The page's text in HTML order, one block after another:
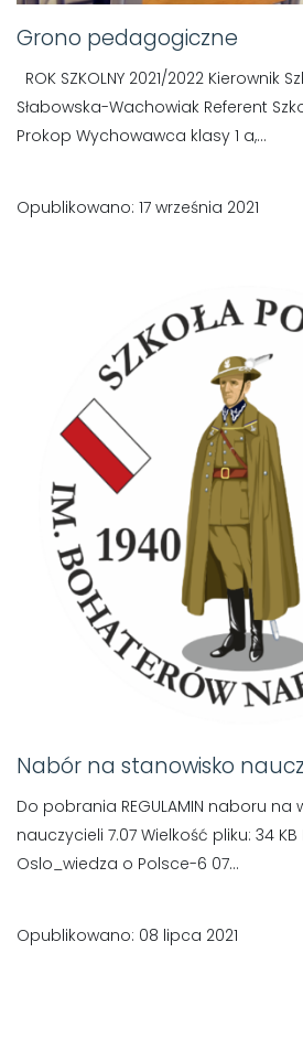
Grono pedagogiczne
ROK SZKOLNY 2021/2022 Kierownik
Słabowska-Wachowiak Referent
Prokop Wychowawca klasy 1 a,...
Opublikowano: 17 września 2021
Nabór na stanowisko
Do pobrania REGULAMIN naboru
nauczycieli 7.07 Wielkość pliku: 34
Oslo_wiedza o Polsce-6 07...
Opublikowano: 08 lipca 2021